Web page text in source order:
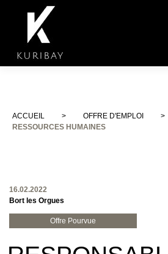
ACCUEIL > OFFRE D'EMPLOI >
RESSOURCES HUMAINES
16.02.2022
Bort les Orgues
Offre Pourvue